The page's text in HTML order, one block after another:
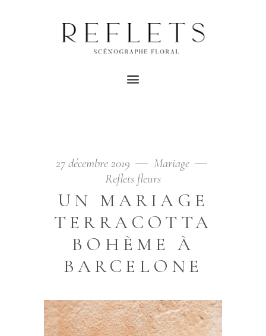
27 décembre 2019
Mariage
Reflets fleurs
UN MARIAGE
TERRACOTTA
BOHÈME À
BARCELONE